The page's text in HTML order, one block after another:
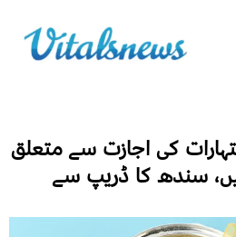
کی اجازت سے متعلق
سندھ کا ڈریپ سے